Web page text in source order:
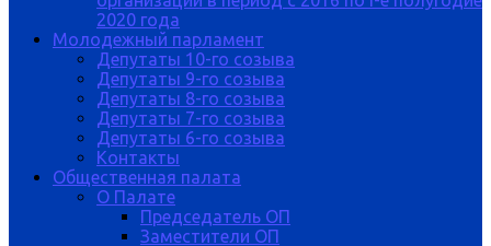
2020 года
Молодежный парламент
Депутаты 10-го созыва
Депутаты 9-го созыва
Депутаты 8-го созыва
Депутаты 7-го созыва
Депутаты 6-го созыва
Контакты
Общественная палата
О Палате
Председатель ОП
Заместители ОП